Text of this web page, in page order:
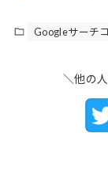
Googleサーチ
＼他の